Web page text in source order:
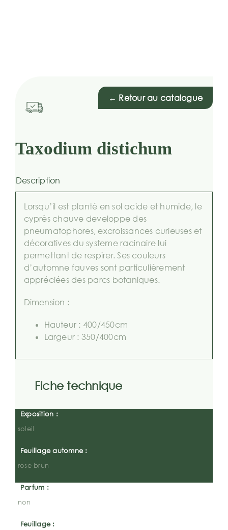
← Retour au catalogue
Taxodium distichum
Description
Lorsqu’il est planté en sol acide et humide, le
cyprès chauve developpe des
pneumatophores, excroissances curieuses et
décoratives du systeme racinaire lui
permettant de respirer. Ses couleurs
d’automne fauves sont particulièrement
appréciées des parcs botaniques.
Dimension :
Hauteur : 400/450cm
Largeur : 350/400cm
Fiche technique
Exposition :
soleil
Feuillage automne :
rose brun
Parfum :
non
Feuillage :